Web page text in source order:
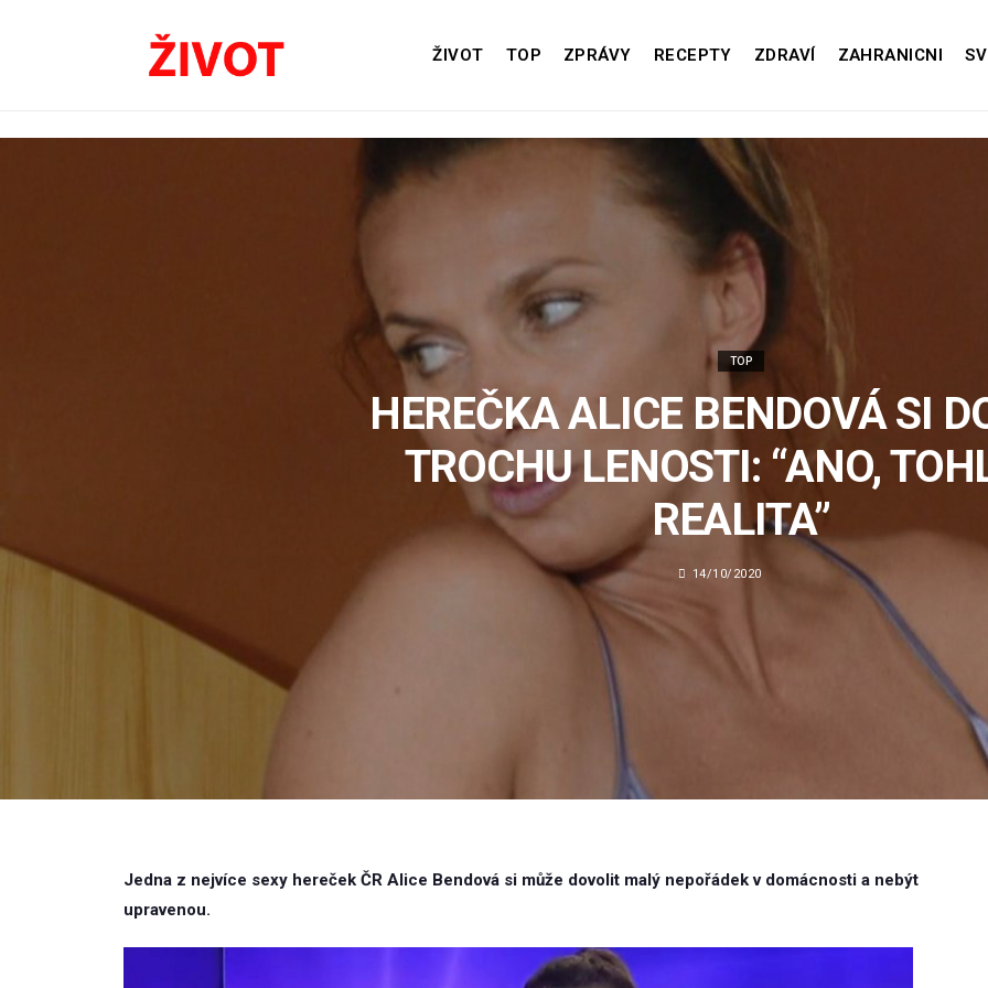
ŽIVOT TOP ZPRÁVY RECEPTY ZDRAVÍ ZAHRANICNI
TOP
HEREČKA ALICE BENDOVÁ SI
TROCHU LENOSTI: “ANO,
REALITA”
14/10/2020
Jedna z nejvíce sexy hereček ČR Alice Bendová si může dovolit malý nepořádek v domácnosti a nebýt
upravenou.